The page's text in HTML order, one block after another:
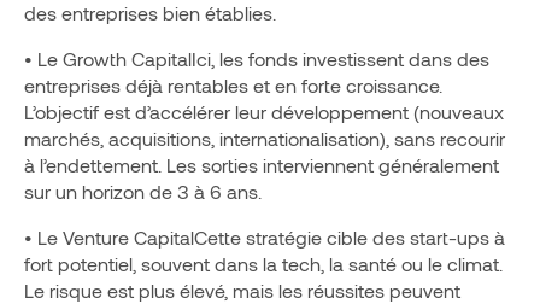
des entreprises bien établies.
• Le Growth CapitalIci, les fonds investissent dans des
entreprises déjà rentables et en forte croissance.
L’objectif est d’accélérer leur développement (nouveaux
marchés, acquisitions, internationalisation), sans recourir
à l’endettement. Les sorties interviennent généralement
sur un horizon de 3 à 6 ans.
• Le Venture CapitalCette stratégie cible des start-ups à
fort potentiel, souvent dans la tech, la santé ou le climat.
Le risque est plus élevé, mais les réussites peuvent